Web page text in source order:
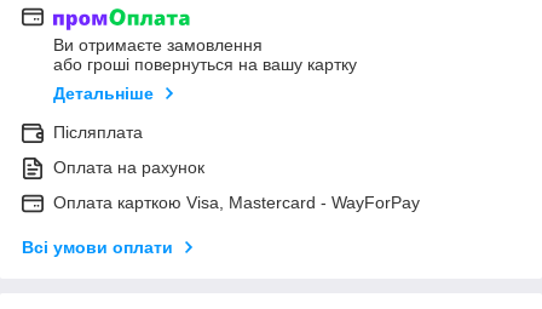
Ви отримаєте замовлення
або гроші повернуться на вашу картку
Детальніше
Післяплата
Оплата на рахунок
Оплата карткою Visa, Mastercard - WayForPay
Всі умови оплати